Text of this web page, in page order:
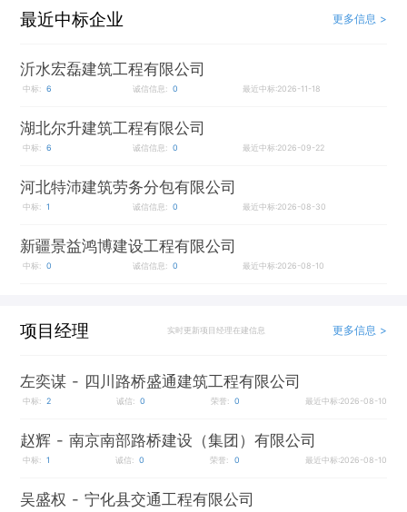
最近中标企业 更多信息 >
沂水宏磊建筑工程有限公司
中标: 6 诚信信息: 0 最近中标:2026-11-18
湖北尔升建筑工程有限公司
中标: 6 诚信信息: 0 最近中标:2026-09-22
河北特沛建筑劳务分包有限公司
中标: 1 诚信信息: 0 最近中标:2026-08-30
新疆景益鸿博建设工程有限公司
中标: 0 诚信信息: 0 最近中标:2026-08-10
项目经理 实时更新项目经理在建信息 更多信息 >
左奕谋 - 四川路桥盛通建筑工程有限公司
中标: 2 诚信: 0 荣誉: 0 最近中标:2026-08-10
赵辉 - 南京南部路桥建设（集团）有限公司
中标: 1 诚信: 0 荣誉: 0 最近中标:2026-08-10
吴盛权 - 宁化县交通工程有限公司